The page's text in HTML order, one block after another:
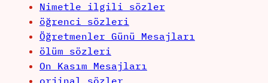
Nimetle ilgili sözler
öğrenci sözleri
Öğretmenler Günü Mesajları
ölüm sözleri
On Kasım Mesajları